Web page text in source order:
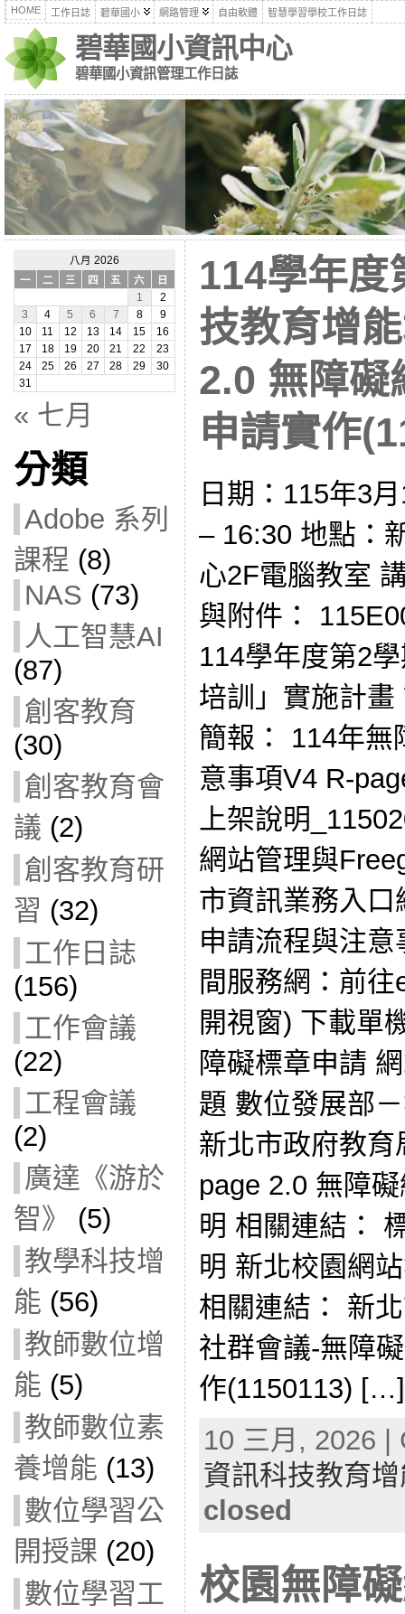
HOME 工作日誌 碧華國小 網路管理 自由軟體 智慧學習學校工作日誌
碧華國小資訊中心
碧華國小資訊管理工作日誌
八月 2026
一
二 三 四 五 六
日
1
2
3
4 5 6 7 8
9
10
11 12 13 14 15
16
17
18 19 20 21 22
23
24
25 26 27 28 29
30
31
« 七月
分類
Adobe 系列
課程 (8)
NAS (73)
人工智慧AI
(87)
創客教育
(30)
創客教育會
議 (2)
創客教育研
習 (32)
工作日誌
(156)
工作會議
(22)
工程會議
(2)
廣達《游於
智》
(5)
教學科技增
能 (56)
教師數位增
能 (5)
教師數位素
養增能 (13)
數位學習公
開授課 (20)
數位學習工
114學年度
技教育增
2.0 無障礙
申請實作
日期：115年3
– 16:30 地點：
心2F電腦教室
與附件：
114學年度第2
培訓」實施計
簡報： 114年無
意事項V4 R-
上架說明
網站管理與
市資訊業務入
申請流程與注
間服務網：前
開視窗) 下載單
障礙標章申請
題 數位發展部
新北市政府教
page 2.0 無障
明 相關連結：
明 新北校園網
相關連結： 新
社群會議-無障
作(1150113) […]
10 三月, 2026
資訊科技教育
closed
校園無障